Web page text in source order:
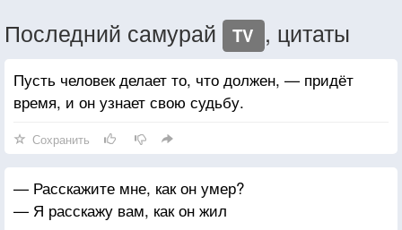
Последний самурай TV , цитаты
Пусть человек делает то, что должен, — придёт
время, и он узнает свою судьбу.
Сохранить
— Расскажите мне, как он умер?
— Я расскажу вам, как он жил